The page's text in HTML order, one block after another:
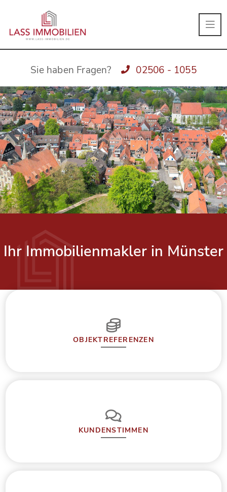
Sie haben Fragen? 02506 - 1055
Ihr Immobilienmakler in Münster
OBJEKTREFERENZEN
KUNDENSTIMMEN